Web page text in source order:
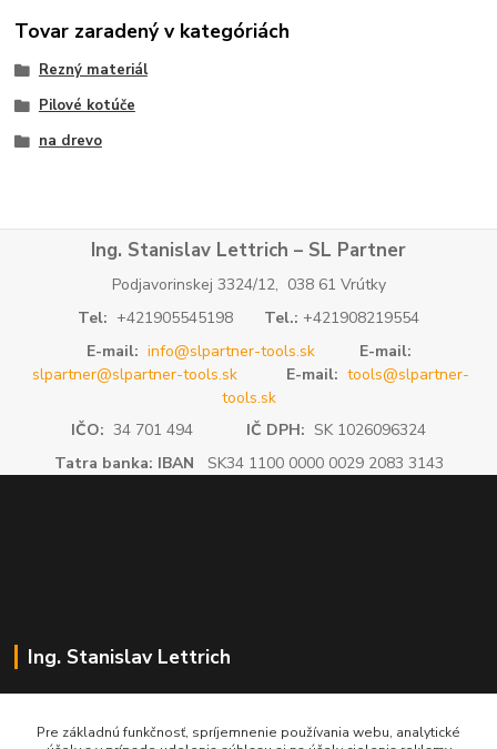
Tovar zaradený v kategóriách
Rezný materiál
Pilové kotúče
na drevo
Ing. Stanislav Lettrich – SL Partner
Podjavorinskej 3324/12, 038 61 Vrútky
Tel: +421905545198 Tel.: +421908219554
E-mail: info@slpartner-tools.sk
E-mail:
slpartner@slpartner-tools.sk
E-mail: tools@slpartner-
tools.sk
IČO: 34 701 494 IČ DPH: SK 1026096324
Tatra banka: IBAN SK34 1100 0000 0029 2083 3143
Ing. Stanislav Lettrich
Pre základnú funkčnosť, spríjemnenie používania webu, analytické